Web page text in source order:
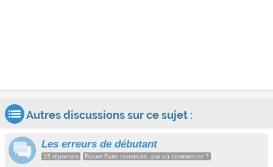
Autres discussions sur ce sujet :
Les erreurs de débutant
15 réponses Forum Faire construire, par où commencer ?